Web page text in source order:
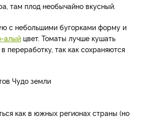
там плод необычайно вкусный.
с небольшими бугорками форму и
алый цвет. Томаты лучше кушать
переработку, так как сохраняются
как в южных регионах страны (но